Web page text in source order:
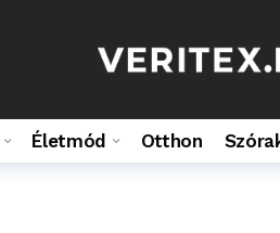
Életmód Otthon